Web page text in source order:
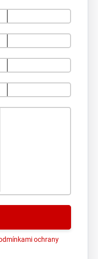
ochrany